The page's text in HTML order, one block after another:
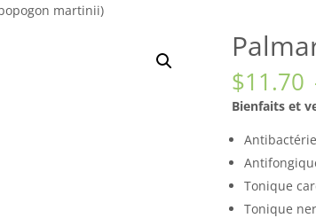
martinii)
$11.70
Bienfaits et
Tonique
Tonique